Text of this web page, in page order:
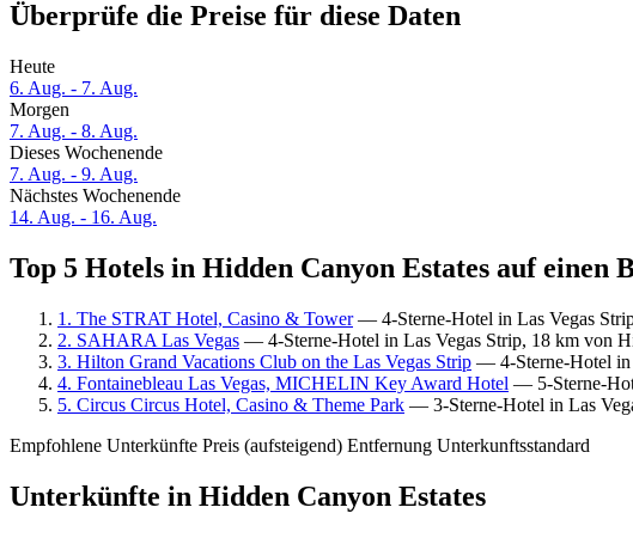
Überprüfe die Preise für diese Daten
Heute
6. Aug. - 7. Aug.
Morgen
7. Aug. - 8. Aug.
Dieses Wochenende
7. Aug. - 9. Aug.
Nächstes Wochenende
14. Aug. - 16. Aug.
Top 5 Hotels in Hidden Canyon Estates auf einen
1. The STRAT Hotel, Casino & Tower— 4-Sterne-Hotel in Las Vegas
2. SAHARA Las Vegas — 4-Sterne-Hotel in Las Vegas Strip, 18 km von
3. Hilton Grand Vacations Club on the Las Vegas Strip — 4-Sterne-Hotel in
4. Fontainebleau Las Vegas, MICHELIN Key Award Hotel — 5-Sterne-
5. Circus Circus Hotel, Casino & Theme Park — 3-Sterne-Hotel in Las
Empfohlene Unterkünfte Preis (aufsteigend) Entfernung Unterkunftsstandard
Unterkünfte in Hidden Canyon Estates